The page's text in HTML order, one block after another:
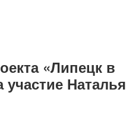
«Липецк в
Наталья